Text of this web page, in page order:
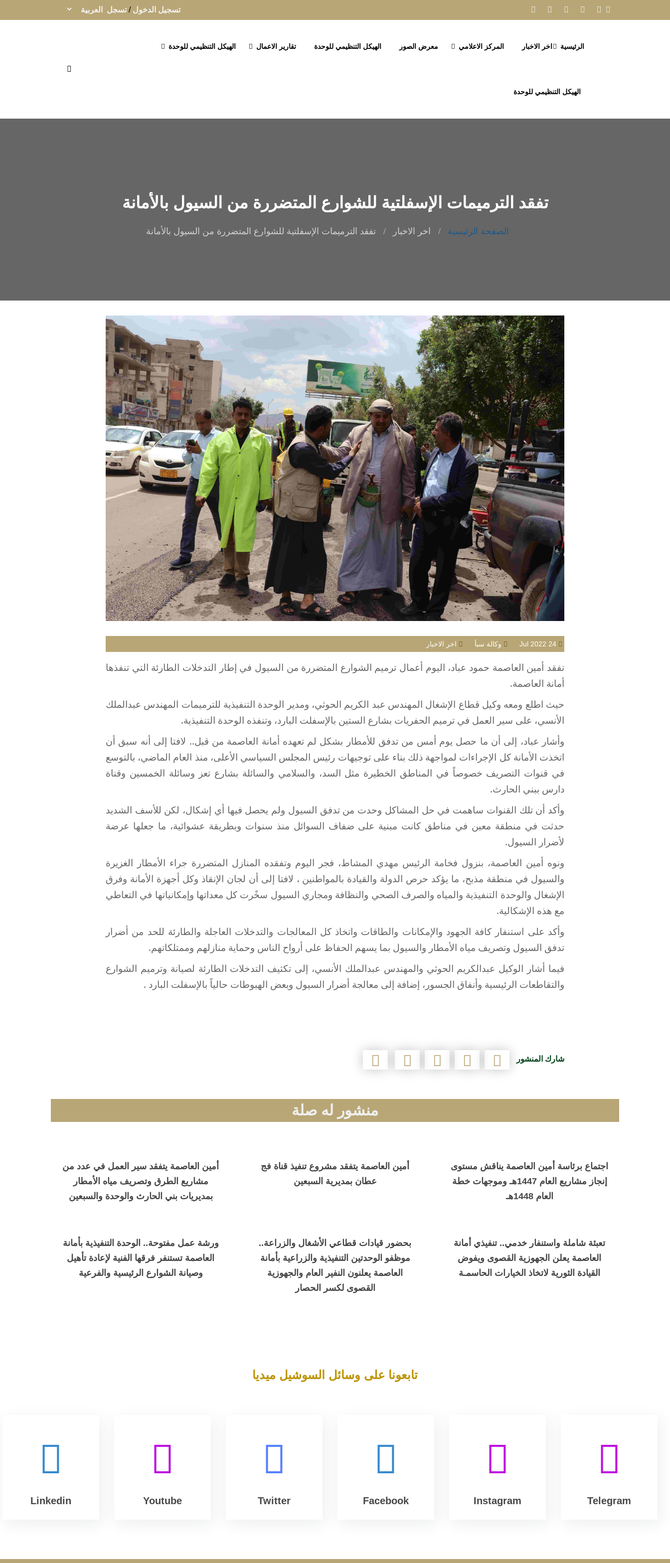
تسجيل الدخول / تسجل
الرئيسية اخر الاخبار المركز الاعلامي معرض الصور الهيكل التنظيمي للوحدة تقارير الاعمال الهيكل التنظيمي للوحدة
الهيكل التنظيمي للوحدة
تفقد الترميمات الإسفلتية للشوارع المتضررة من السيول بالأمانة
الصفحة الرئيسية اخر الاخبار تفقد الترميمات الإسفلتية للشوارع المتضررة من السيول بالأمانة
وكالة سبأ اخر الاخبار
تفقد أمين العاصمة حمود عباد، اليوم أعمال ترميم الشوارع المتضررة من السيول في إطار التدخلات الطارئة التي تنفذها
أمانة العاصمة.
حيث اطلع ومعه وكيل قطاع الإشغال المهندس عبد الكريم الحوثي، ومدير الوحدة التنفيذية للترميمات المهندس عبدالملك
الأنسي، على سير العمل في ترميم الحفريات بشارع الستين بالإسفلت البارد، وتنفذه الوحدة التنفيذية.
وأشار عباد، إلى أن ما حصل يوم أمس من تدفق للأمطار بشكل لم تعهده أمانة العاصمة من قبل.. لافتا إلى أنه سبق أن
اتخذت الأمانة كل الإجراءات لمواجهة ذلك بناء على توجيهات رئيس المجلس السياسي الأعلى، منذ العام الماضي، بالتوسع
في قنوات التصريف خصوصاً في المناطق الخطيرة مثل السد، والسلامي والسائلة بشارع تعز وسائلة الخمسين وقناة
دارس ببني الحارث.
وأكد أن تلك القنوات ساهمت في حل المشاكل وحدت من تدفق السيول ولم يحصل فيها أي إشكال، لكن للأسف الشديد
حدثت في منطقة معين في مناطق كانت مبنية على ضفاف السوائل منذ سنوات وبطريقة عشوائية، ما جعلها عرضة
لأضرار السيول.
ونوه أمين العاصمة، بنزول فخامة الرئيس مهدي المشاط، فجر اليوم وتفقده المنازل المتضررة جراء الأمطار الغزيرة
والسيول في منطقة مذبح، ما يؤكد حرص الدولة والقيادة بالمواطنين ، لافتا إلى أن لجان الإنقاذ وكل أجهزة الأمانة وفرق
الإشغال والوحدة التنفيذية والمياه والصرف الصحي والنظافة ومجاري السيول سخًرت كل معداتها وإمكانياتها في التعاطي
مع هذه الإشكالية.
وأكد على استنفار كافة الجهود والإمكانات والطاقات واتخاذ كل المعالجات والتدخلات العاجلة والطارئة للحد من أضرار
تدفق السيول وتصريف مياه الأمطار والسيول بما يسهم الحفاظ على أرواح الناس وحماية منازلهم وممتلكاتهم.
فيما أشار الوكيل عبدالكريم الحوثي والمهندس عبدالملك الأنسي، إلى تكثيف التدخلات الطارئة لصيانة وترميم الشوارع
والتقاطعات الرئيسية وأنفاق الجسور، إضافة إلى معالجة أضرار السيول وبعض الهبوطات حالياً بالإسفلت البارد .
شارك المنشور
منشور له صلة
اجتماع برئاسة أمين العاصمة يناقش مستوى
إنجاز مشاريع العام 1447هـ وموجهات خطة
العام 1448هـ
أمين العاصمة يتفقد مشروع تنفيذ قناة فج
عطان بمديرية السبعين
أمين العاصمة يتفقد سير العمل في عدد من
مشاريع الطرق وتصريف مياه الأمطار
بمديريات بني الحارث والوحدة والسبعين
تعبئة شاملة واستنفار خدمي.. تنفيذي أمانة
العاصمة يعلن الجهوزية القصوى ويفوض
القيادة الثورية لاتخاذ الخيارات الحاسمـة
بحضور قيادات قطاعي الأشغال والزراعة..
موظفو الوحدتين التنفيذية والزراعية بأمانة
العاصمة يعلنون النفير العام والجهوزية
القصوى لكسر الحصار
ورشة عمل مفتوحة.. الوحدة التنفيذية بأمانة
العاصمة تستنفر فرقها الفنية لإعادة تأهيل
وصيانة الشوارع الرئيسية والفرعية
تابعونا على وسائل السوشيل ميديا
Telegram
Instagram
Facebook
Twitter
Youtube
Linkedin